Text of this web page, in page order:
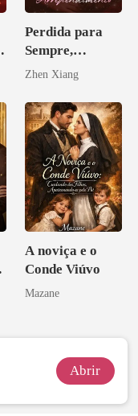
Perdida para
Sempre,
Enlouquecido
Arrependiment
o
Zhen Xiang
A noviça e o
Conde Viúvo
Mazane
Abrir